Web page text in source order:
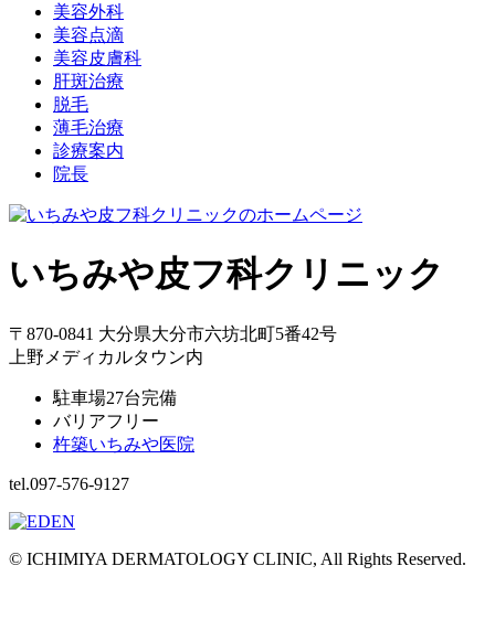
美容外科
美容点滴
美容皮膚科
肝斑治療
脱毛
薄毛治療
診療案内
院長
いちみや皮フ科クリニック
〒870-0841 大分県大分市六坊北町5番42号
上野メディカルタウン内
駐車場27台完備
バリアフリー
杵築いちみや医院
tel.097-576-9127
© ICHIMIYA DERMATOLOGY CLINIC, All Rights Reserved.